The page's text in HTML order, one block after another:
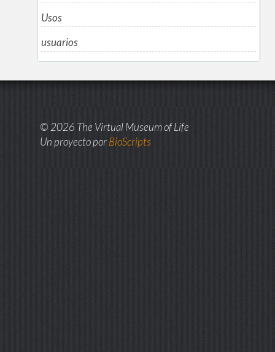
Usos
usuarios
© 2026 The Virtual Museum of Life
Un proyecto porBioScripts